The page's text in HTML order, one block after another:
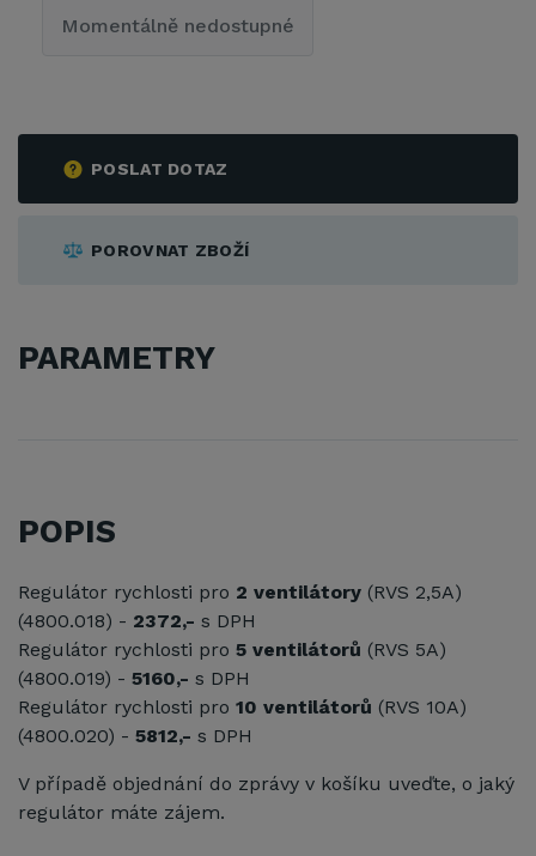
POSLAT DOTAZ
POROVNAT ZBOŽÍ
Momentálně nedostupné
PARAMETRY
POPIS
Regulátor rychlosti pro 2 ventilátory (RVS 2,5A)
(4800.018) - 2372,- s DPH
Regulátor rychlosti pro 5 ventilátorů (RVS 5A)
(4800.019) - 5160,- s DPH
Regulátor rychlosti pro 10 ventilátorů (RVS 10A)
(4800.020) - 5812,- s DPH
V případě objednání do zprávy v košíku uveďte, o jaký
regulátor máte zájem.